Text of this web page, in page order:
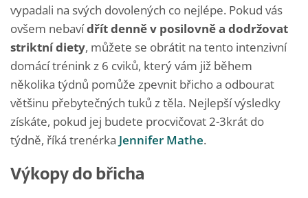
vypadali na svých dovolených co nejlépe. Pokud vás
ovšem nebavídřít denně v posilovně a dodržovat
striktní diety, můžete se obrátit na tento intenzivní
domácí trénink z 6 cviků, který vám již během
několika týdnů pomůže zpevnit břicho a odbourat
většinu přebytečných tuků z těla. Nejlepší výsledky
získáte, pokud jej budete procvičovat 2-3krát do
týdně, říká trenérka Jennifer Mathe.
Výkopy do břicha